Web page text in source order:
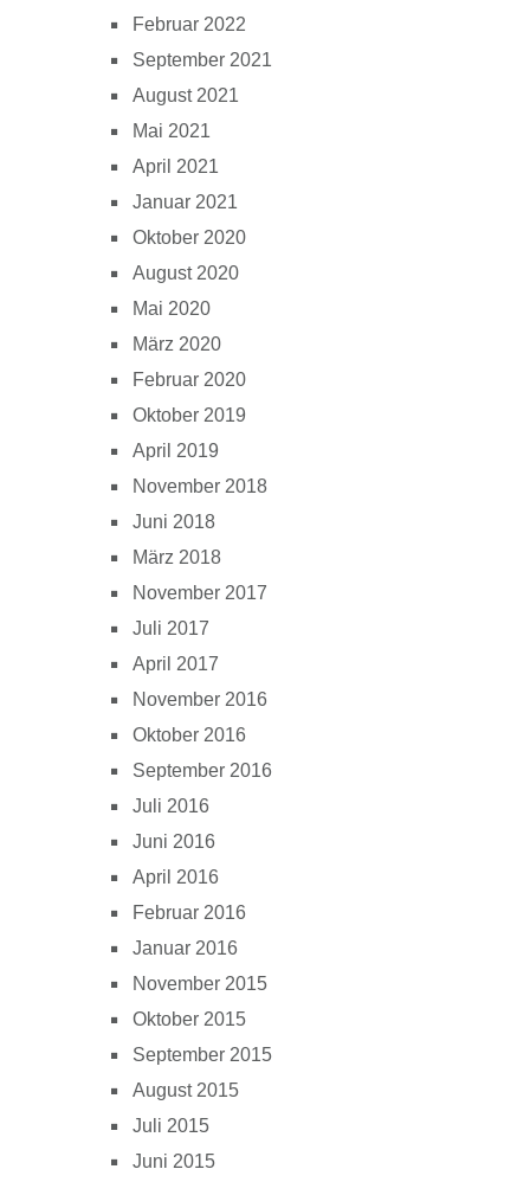
Februar 2022
September 2021
August 2021
Mai 2021
April 2021
Januar 2021
Oktober 2020
August 2020
Mai 2020
März 2020
Februar 2020
Oktober 2019
April 2019
November 2018
Juni 2018
März 2018
November 2017
Juli 2017
April 2017
November 2016
Oktober 2016
September 2016
Juli 2016
Juni 2016
April 2016
Februar 2016
Januar 2016
November 2015
Oktober 2015
September 2015
August 2015
Juli 2015
Juni 2015